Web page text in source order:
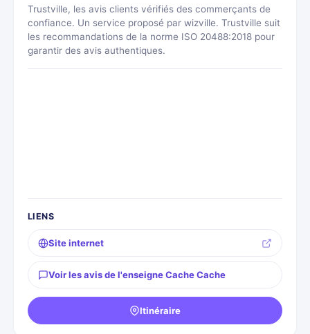
Trustville, les avis clients vérifiés des commerçants de
confiance. Un service proposé par wizville. Trustville suit
les recommandations de la norme ISO 20488:2018 pour
garantir des avis authentiques.
LIENS
Site internet
Voir les avis de l'enseigne Cache Cache
Itinéraire